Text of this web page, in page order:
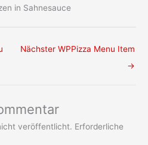
in Sahnesauce
Nächster WPPizza Menu Item
→
veröffentlicht. Erforderliche